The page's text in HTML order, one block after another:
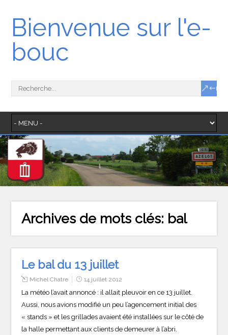
Bienvenue sur l'e-
bouc
Archives de mots clés: bal
Le bal du 13 juillet
Michel Chatre 14 juillet 2012
La météo l’avait annoncé : il allait pleuvoir en ce 13 juillet.
Aussi, nous avions modifié un peu l’agencement initial des
« stands » et les grillades avaient été installées sur le côté de
la halle permettant aux clients de demeurer à l’abri.